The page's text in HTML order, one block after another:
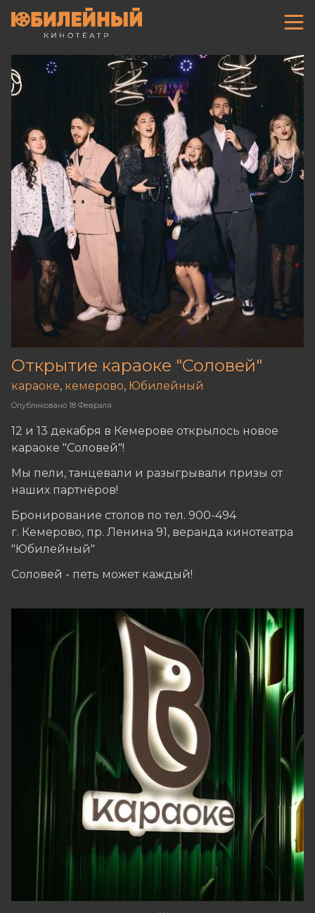
Открытие караоке "Соловей"
Опубликовано 18 Февраля
караоке, кемерово, Юбилейный
12 и 13 декабря в Кемерове открылось новое
караоке "Соловей"!
Мы пели, танцевали и разыгрывали призы от
наших партнёров!
Бронирование столов по тел. 900-494
г. Кемерово, пр. Ленина 91, веранда кинотеатра
"Юбилейный"
Соловей - петь может каждый!